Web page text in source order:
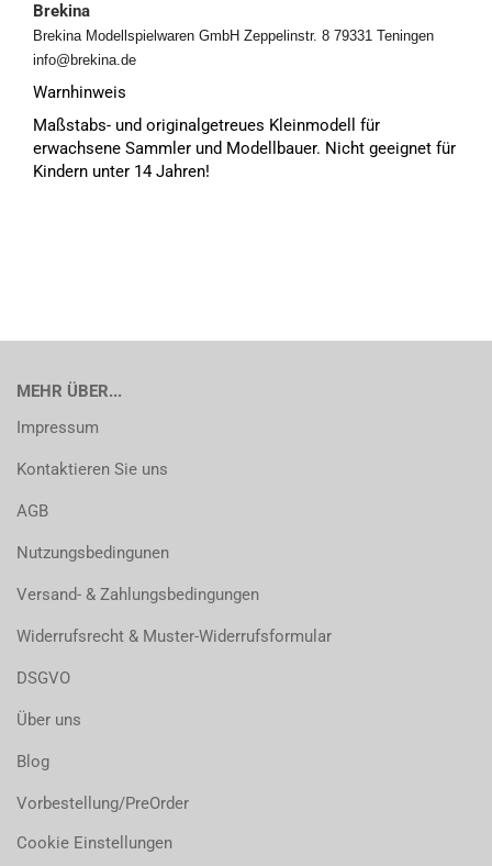
Brekina
Brekina Modellspielwaren GmbH Zeppelinstr. 8 79331 Teningen
info@brekina.de
Warnhinweis
Maßstabs- und originalgetreues Kleinmodell für
erwachsene Sammler und Modellbauer. Nicht geeignet für
Kindern unter 14 Jahren!
MEHR ÜBER...
Impressum
Kontaktieren Sie uns
AGB
Nutzungsbedingunen
Versand- & Zahlungsbedingungen
Widerrufsrecht & Muster-Widerrufsformular
DSGVO
Über uns
Blog
Vorbestellung/PreOrder
Cookie Einstellungen